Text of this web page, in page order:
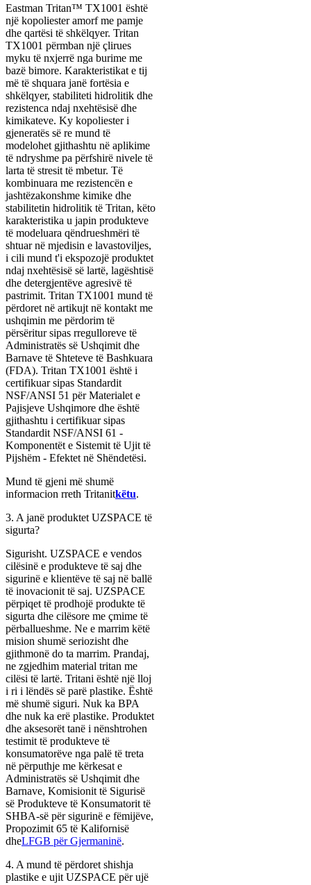
Eastman Tritan™ TX1001 është
një kopoliester amorf me pamje
dhe qartësi të shkëlqyer. Tritan
TX1001 përmban një çlirues
myku të nxjerrë nga burime me
bazë bimore. Karakteristikat e tij
më të shquara janë fortësia e
shkëlqyer, stabiliteti hidrolitik dhe
rezistenca ndaj nxehtësisë dhe
kimikateve. Ky kopoliester i
gjeneratës së re mund të
modelohet gjithashtu në aplikime
të ndryshme pa përfshirë nivele të
larta të stresit të mbetur. Të
kombinuara me rezistencën e
jashtëzakonshme kimike dhe
stabilitetin hidrolitik të Tritan, këto
karakteristika u japin produkteve
të modeluara qëndrueshmëri të
shtuar në mjedisin e lavastoviljes,
i cili mund t'i ekspozojë produktet
ndaj nxehtësisë së lartë, lagështisë
dhe detergjentëve agresivë të
pastrimit. Tritan TX1001 mund të
përdoret në artikujt në kontakt me
ushqimin me përdorim të
përsëritur sipas rregulloreve të
Administratës së Ushqimit dhe
Barnave të Shteteve të Bashkuara
(FDA). Tritan TX1001 është i
certifikuar sipas Standardit
NSF/ANSI 51 për Materialet e
Pajisjeve Ushqimore dhe është
gjithashtu i certifikuar sipas
Standardit NSF/ANSI 61 -
Komponentët e Sistemit të Ujit të
Pijshëm - Efektet në Shëndetësi.
Mund të gjeni më shumë
informacion rreth Tritanitkëtu.
3. A janë produktet UZSPACE të
sigurta?
Sigurisht. UZSPACE e vendos
cilësinë e produkteve të saj dhe
sigurinë e klientëve të saj në ballë
të inovacionit të saj. UZSPACE
përpiqet të prodhojë produkte të
sigurta dhe cilësore me çmime të
përballueshme. Ne e marrim këtë
mision shumë seriozisht dhe
gjithmonë do ta marrim. Prandaj,
ne zgjedhim material tritan me
cilësi të lartë. Tritani është një lloj
i ri i lëndës së parë plastike. Është
më shumë siguri. Nuk ka BPA
dhe nuk ka erë plastike. Produktet
dhe aksesorët tanë i nënshtrohen
testimit të produkteve të
konsumatorëve nga palë të treta
në përputhje me kërkesat e
Administratës së Ushqimit dhe
Barnave, Komisionit të Sigurisë
së Produkteve të Konsumatorit të
SHBA-së për sigurinë e fëmijëve,
Propozimit 65 të Kalifornisë
dheLFGB për Gjermaninë.
4. A mund të përdoret shishja
plastike e ujit UZSPACE për ujë